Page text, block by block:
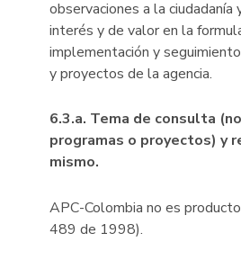
observaciones a la ciudadanía
interés y de valor en la
implementación y
y proyectos de la agencia.
6.3.a. Tema de consulta
programas o proyectos) y
mismo.
APC-Colombia no es
489 de 1998).